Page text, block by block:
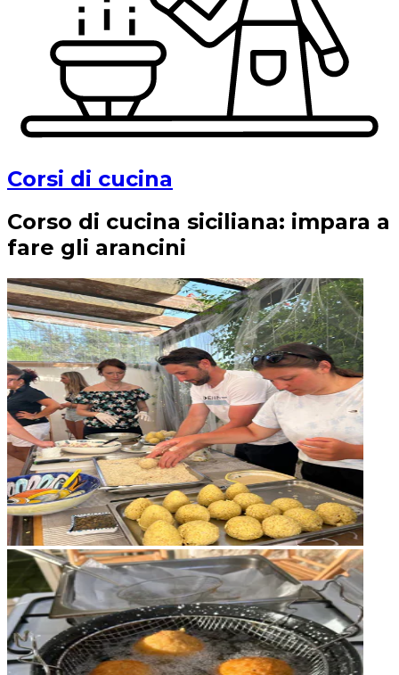
Corsi di cucina
Corso di cucina siciliana: impara a
fare gli arancini